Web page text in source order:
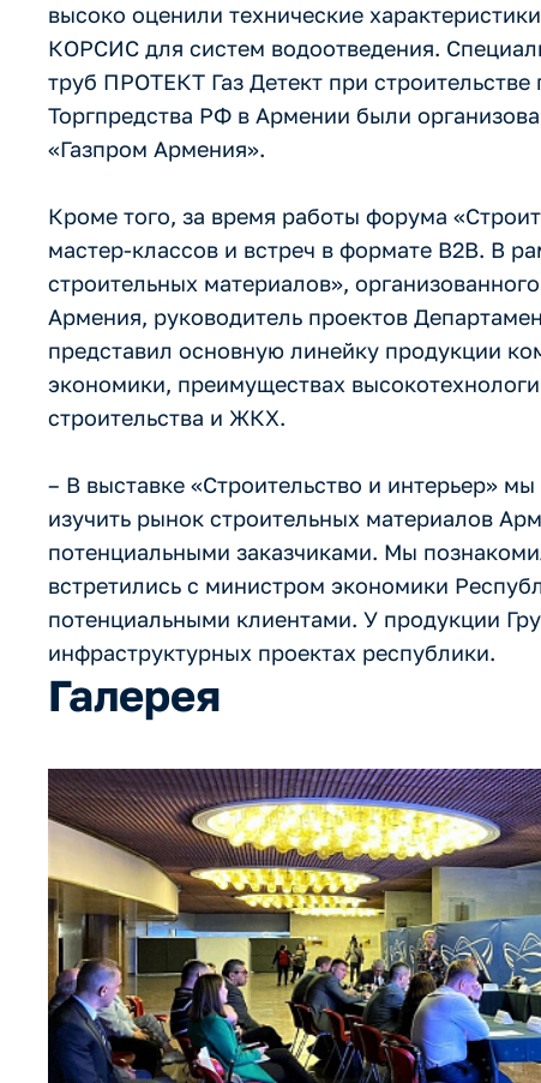
высоко оценили технические
КОРСИС для систем водоотведения.
труб ПРОТЕКТ Газ Детект при
Торгпредства РФ в Армении были
«Газпром Армения».
Кроме того, за время работы форума
мастер-классов и встреч в формате B2B. В
строительных материалов»,
Армения, руководитель проектов
представил основную линейку продукции
экономики, преимуществах
строительства и ЖКХ.
– В выставке «Строительство и интерьер»
изучить рынок строительных материалов
потенциальными заказчиками. Мы
встретились с министром экономики
потенциальными клиентами. У продукции
инфраструктурных проектах республики.
Галерея